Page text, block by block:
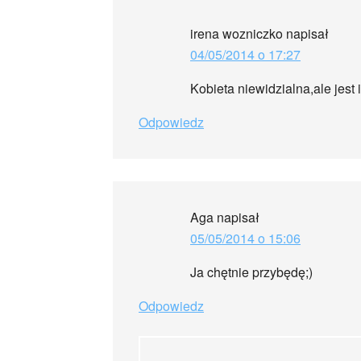
irena wozniczko napisał
04/05/2014 o 17:27
Kobieta niewidzialna,ale jest
Odpowiedz
Aga napisał
05/05/2014 o 15:06
Ja chętnie przybędę;)
Odpowiedz